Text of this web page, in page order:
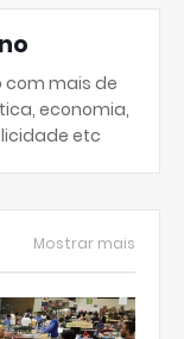
com mais de
economia,
etc
Mostrar mais